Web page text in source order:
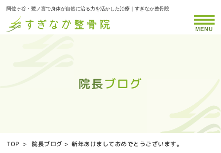
阿佐ヶ谷・鷺ノ宮で身体が自然に治る力を活かした治療｜すぎなか整骨院
院長ブログ
院長ブログ
院長ブログ
院長ブログ
院長ブログ
院長ブログ
院長ブログ
院長ブログ
院長ブログ
院長ブログ
院長ブログ
院長ブログ
院長ブログ
院長ブログ
院長ブログ
院長ブログ
院長ブログ
院長ブログ
院長ブログ
院長ブログ
院長ブログ
院長ブログ
院長ブログ
院長ブログ
院長ブログ
院長ブログ
院長ブログ
院長ブログ
院長ブログ
院長ブログ
院長ブログ
院長ブログ
院長ブログ
院長ブログ
院長ブログ
院長ブログ
院長ブログ
院長ブログ
院長ブログ
院長ブログ
院長ブログ
院長ブログ
院長ブログ
院長ブログ
MENU
TOP > 院長ブログ > 新年あけましておめでとうございます。